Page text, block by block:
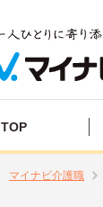
TOP
マイナビ介護職